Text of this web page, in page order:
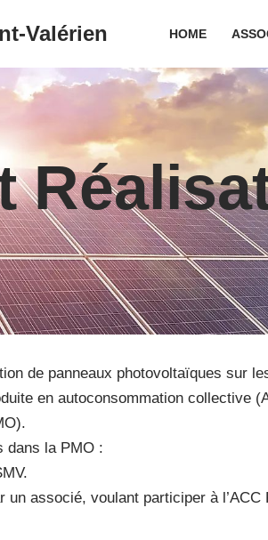
Valérien HOME
de panneaux photovoltaïques sur
en autoconsommation collective
dans la PMO :
associé, voulant participer à l’ACC